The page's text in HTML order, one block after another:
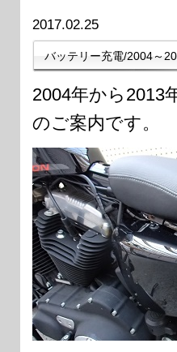
2017.02.25
バッテリー充電/2004～
2004年から2013
のご案内です。